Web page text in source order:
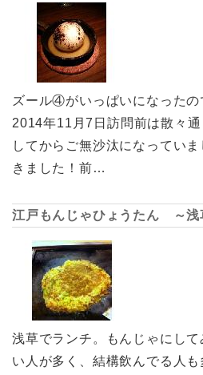
ズール④がいっぱいになったの
2014年11月7日訪問前は散々
してからご無沙汰になってい
きました！前…
江戸もんじゃひょうたん ～
浅草でランチ。もんじゃにし
い人が多く、結構飲んでる人